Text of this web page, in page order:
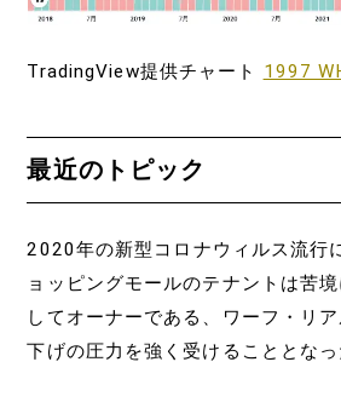
TradingView提供チャート 1997
最近のトピック
2020年の新型コロナウィルス流行
ョッピングモールのテナントは苦
してオーナーである、ワーフ・リ
下げの圧力を強く受けることとなっ